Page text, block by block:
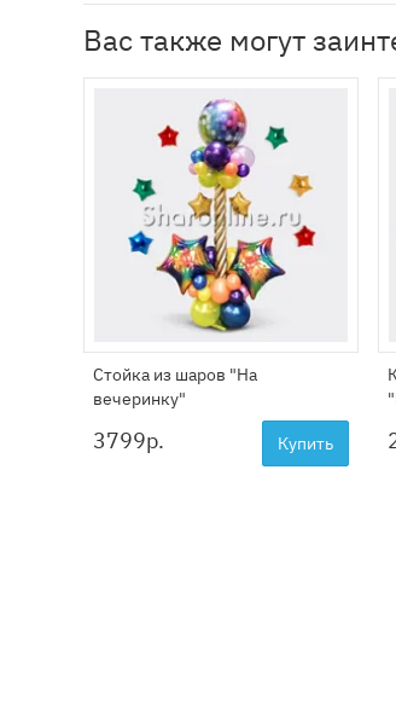
Вас также могут
Стойка из шаров "На
вечеринку"
3799р. Купить